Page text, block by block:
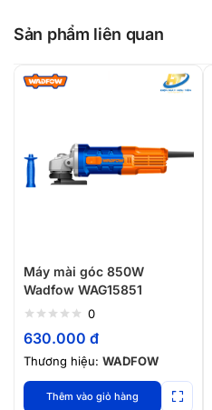
Sản phẩm liên quan
Máy mài góc 850W
Wadfow WAG15851
0
630.000 đ
Thương hiệu: WADFOW
Thêm vào giỏ hàng